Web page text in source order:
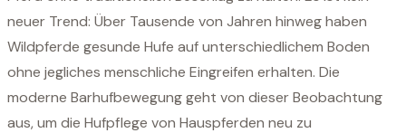
neuer Trend: Über Tausende von Jahren hinweg haben
Wildpferde gesunde Hufe auf unterschiedlichem Boden
ohne jegliches menschliche Eingreifen erhalten. Die
moderne Barhufbewegung geht von dieser Beobachtung
aus, um die Hufpflege von Hauspferden neu zu